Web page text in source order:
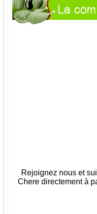
Rejoignez nous et
Chere directement à